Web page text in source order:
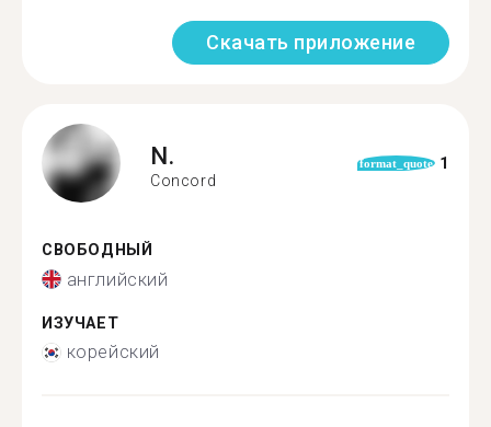
Скачать приложение
N.
Concord
format_quote 1
СВОБОДНЫЙ
английский
ИЗУЧАЕТ
корейский